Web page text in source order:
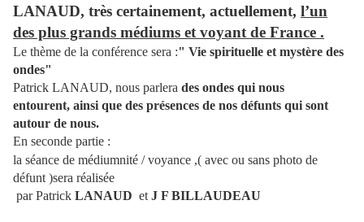
LANAUD, très certainement, actuellement, l’un
des plus grands médiums et voyant de France .
Le thème de la conférence sera :" Vie spirituelle et mystère des
ondes"
Patrick LANAUD, nous parlera des ondes qui nous
entourent, ainsi que des présences de nos défunts qui sont
autour de nous.
En seconde partie :
la séance de médiumnité / voyance ,( avec ou sans photo de
défunt )sera réalisée
par Patrick LANAUD et J F BILLAUDEAU